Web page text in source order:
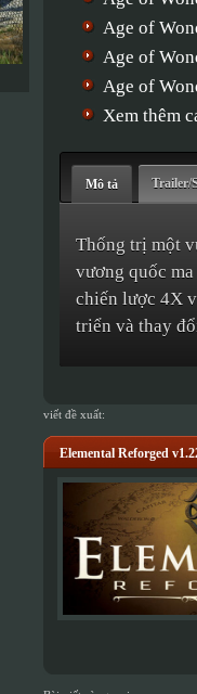
Age of
Age of
Age of
Xem thêm
Mô tả Trailer/
Thống trị một
vương quốc
chiến lược 4X
triển và thay
viết đề xuất:
Elemental Reforged